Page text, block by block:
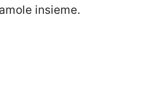
insieme.